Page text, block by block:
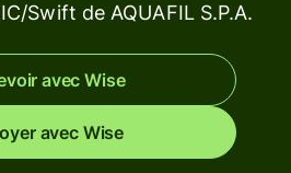
Swift de AQUAFIL S.P.A.
avec Wise
avec Wise